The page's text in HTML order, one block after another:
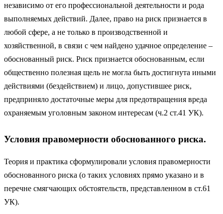
независимо от его профессиональной деятельности и рода
выполняемых действий. Далее, право на риск признается в
любой сфере, а не только в производственной и
хозяйственной, в связи с чем найдено удачное определение –
обоснованный риск. Риск признается обоснованным, если
общественно полезная щель не могла быть достигнута иными
действиями (бездействием) и лицо, допустившее риск,
предприняло достаточные меры для предотвращения вреда
охраняемым уголовным законом интересам (ч.2 ст.41 УК).
Условия правомерности обоснованного риска.
Теория и практика сформулировали условия правомерности
обоснованного риска (о таких условиях прямо указано и в
перечне смягчающих обстоятельств, представленном в ст.61
УК).